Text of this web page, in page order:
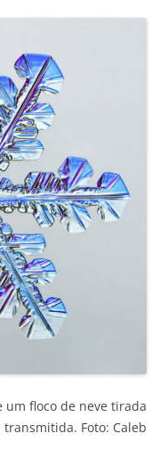
um floco de neve tirada
Foto: Caleb